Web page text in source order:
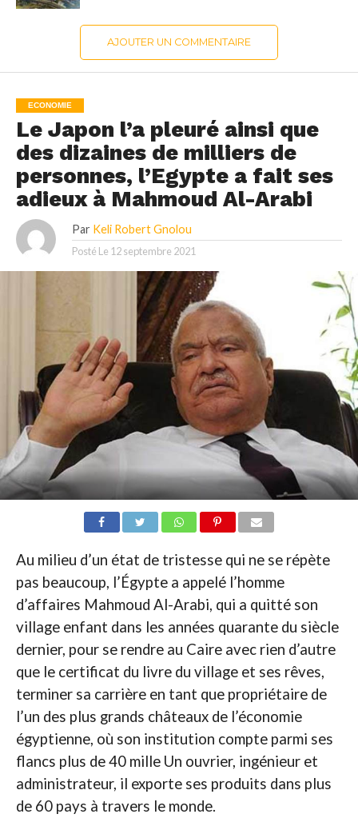
AJOUTER UN COMMENTAIRE
ECONOMIE
Le Japon l’a pleuré ainsi que
des dizaines de milliers de
personnes, l’Egypte a fait ses
adieux à Mahmoud Al-Arabi
Par Keli Robert Gnolou
Posté Le 12 septembre 2021
Au milieu d’un état de tristesse qui ne se répète
pas beaucoup, l’Égypte a appelé l’homme
d’affaires Mahmoud Al-Arabi, qui a quitté son
village enfant dans les années quarante du siècle
dernier, pour se rendre au Caire avec rien d’autre
que le certificat du livre du village et ses rêves,
terminer sa carrière en tant que propriétaire de
l’un des plus grands châteaux de l’économie
égyptienne, où son institution compte parmi ses
flancs plus de 40 mille Un ouvrier, ingénieur et
administrateur, il exporte ses produits dans plus
de 60 pays à travers le monde.